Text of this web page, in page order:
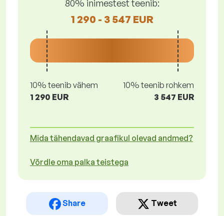
80% inimestest teenib:
1 290 - 3 547 EUR
10% teenib vähem
1 290 EUR
10% teenib rohkem
3 547 EUR
Mida tähendavad graafikul olevad andmed?
Võrdle oma palka teistega
Share Tweet